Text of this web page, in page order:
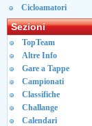
Cicloamatori
Sezioni
TopTeam
Altre Info
Gare a Tappe
Campionati
Classifiche
Challange
Calendari